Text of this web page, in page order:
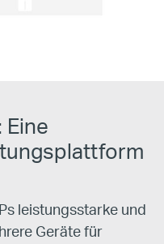
leistungsstarke und
Geräte für